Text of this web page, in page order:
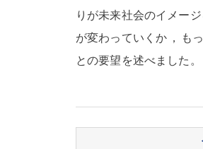
りが未来社会のイメー
が変わっていくか ， も
との要望を述べました 。